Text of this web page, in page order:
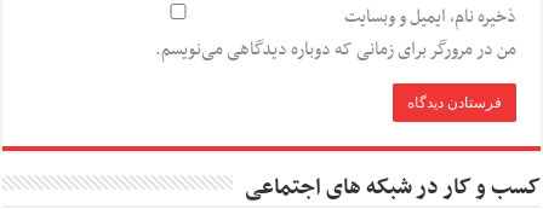
ذخیره نام، ایمیل و وبسایت
من در مرورگر برای زمانی که دوباره دیدگاهی می‌نویسم.
کسب و کار در شبکه های اجتماعی